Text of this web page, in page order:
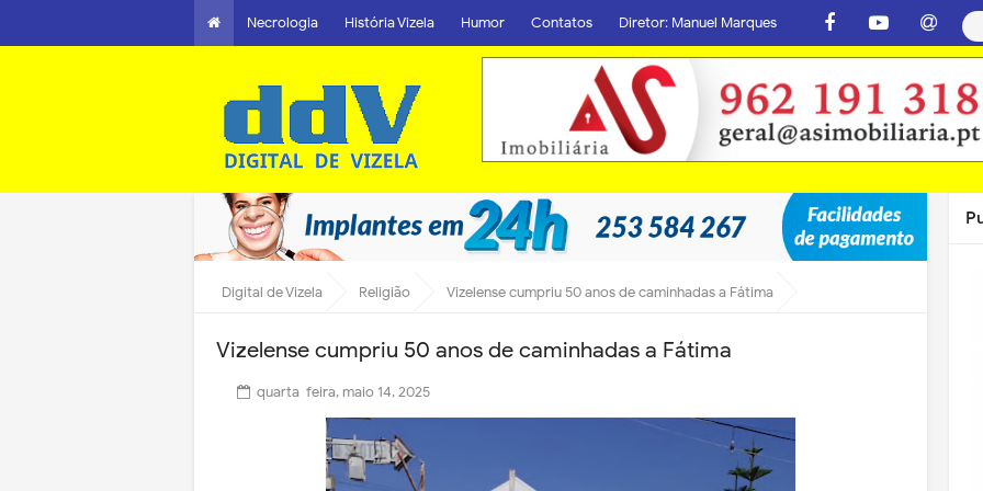
Necrologia História Vizela Humor Contatos Diretor: Manuel Marques
Digital de Vizela Religião Vizelense cumpriu 50 anos de caminhadas a Fátima
Vizelense cumpriu 50 anos de caminhadas a Fátima
quarta-feira, maio 14, 2025